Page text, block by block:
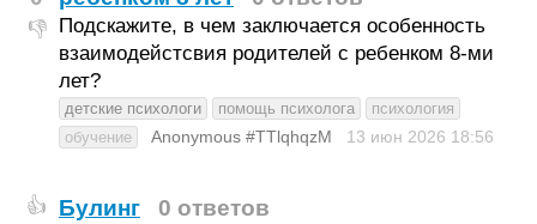
👎 Подскажите, в чем заключается особенность
взаимодейстсвия родителей с ребенком 8-ми
лет?
детские психологи помощь психолога
психология
обучение
Anonymous #TTlqhqzM 13 июн 2026 18:56
👍 Булинг 0 ответов